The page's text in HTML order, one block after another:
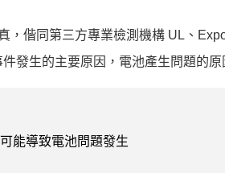
，偕同第三方專業檢測機構 UL、
發生的主要原因，電池產生問題的原
能導致電池問題發生